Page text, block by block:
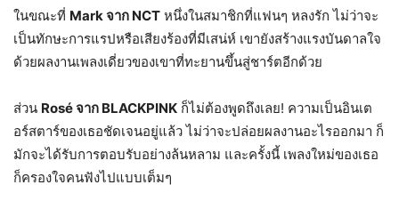
ในขณะที่ Mark จาก NCT หนึ่งในสมาชิกที่แฟนๆ หลงรัก ไม่ว่าจะ
เป็นทักษะการแรปหรือเสียงร้องที่มีเสน่ห์ เขายังสร้างแรงบันดาลใจ
ด้วยผลงานเพลงเดี่ยวของเขาที่ทะยานขึ้นสู่ชาร์ตอีกด้วย
ส่วน Rosé จาก BLACKPINK ก็ไม่ต้องพูดถึงเลย! ความเป็นอินเต
อร์สตาร์ของเธอชัดเจนอยู่แล้ว ไม่ว่าจะปล่อยผลงานอะไรออกมา ก็
มักจะได้รับการตอบรับอย่างล้นหลาม และครั้งนี้ เพลงใหม่ของเธอ
ก็ครองใจคนฟังไปแบบเต็มๆ